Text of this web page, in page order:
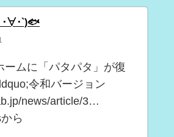
∀･`)🐟
ームに「パタパタ」が復
令和バージョン
news/article/3…
ら